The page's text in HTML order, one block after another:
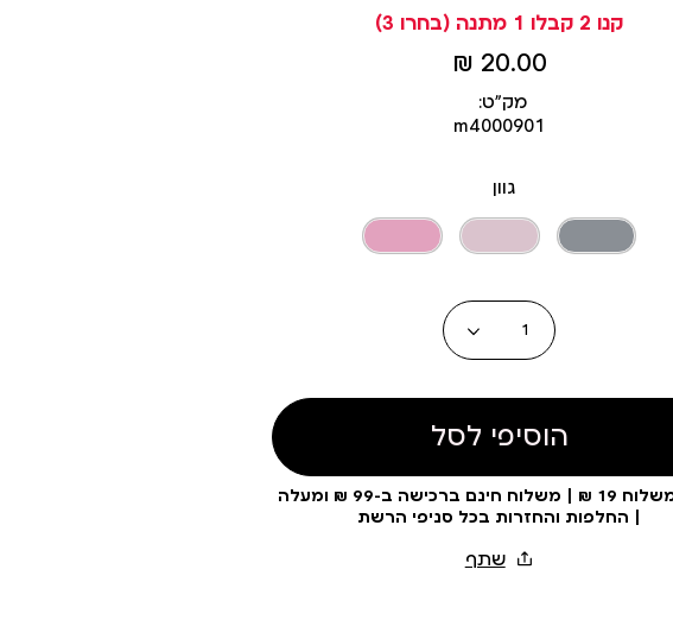
קנו 2 קבלו 1 מתנה (בחרו 3)
מחיר
מוצר
20.00 ₪
מק״ט:
m4000901
גוון
כמות
הוסיפי לסל
עלות משלוח 19 ₪ | משלוח חינם ברכישה ב-99 ₪ ומעלה
| החלפות והחזרות בכל סניפי הרשת